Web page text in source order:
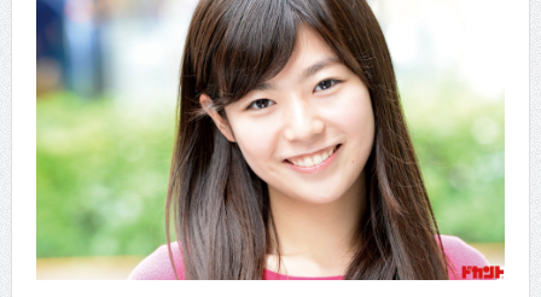
CINEMA×STYLE 285号
CINEMA×STYLE 294号